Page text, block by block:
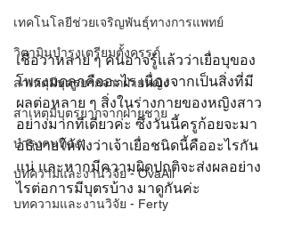
เทคโนโลยีช่วยเจริญพันธุ์ทางการแพทย์
วิตามินบำรุงเตรียมตั้งครรภ์
สาเหตุมีบุตรยากจากฝ่ายหญิง
สาเหตุมีบุตรยากจากฝ่ายชาย
บำรุงคนท้อง
บทความและงานวิจัย - OvaAll
บทความและงานวิจัย - Ferty
เชื่อว่าหลาย ๆ คนอาจรู้แล้วว่าเยื่อบุของ
โพรงมดลูกคืออะไร เนื่องจากเป็นสิ่งที่มี
ผลต่อหลาย ๆ สิ่งในร่างกายของหญิงสาว
อย่างมากทีเดียวค่ะ ซึ่งวันนี้ครูก้อยจะมา
อธิบายให้ฟังว่าเจ้าเยื่อชนิดนี้คืออะไรกัน
แน่ และหากมีความผิดปกติจะส่งผลอย่าง
ไรต่อการมีบุตรบ้าง มาดูกันค่ะ